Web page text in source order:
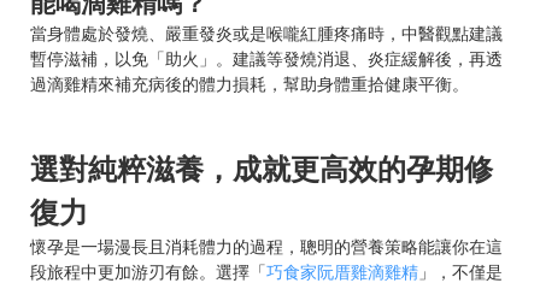
當身體處於發燒、嚴重發炎或是喉嚨紅腫疼痛時，中醫觀點建議
暫停滋補，以免「助火」。建議等發燒消退、炎症緩解後，再透
過滴雞精來補充病後的體力損耗，幫助身體重拾健康平衡。
選對純粹滋養，成就更高效的孕期修
復力
懷孕是一場漫長且消耗體力的過程，聰明的營養策略能讓你在這
段旅程中更加游刃有餘。選擇「巧食家阮厝雞滴雞精 」，不僅是